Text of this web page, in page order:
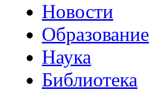
Новости
Образование
Наука
Библиотека